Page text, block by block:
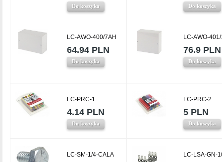
Do koszyka Do koszyka
LC-AWO-400/7AH
64.94 PLN
Do koszyka
LC-AWO-
76.9 PLN
Do koszyka
LC-PRC-1
4.14 PLN
Do koszyka
LC-PRC-2
5 PLN
Do koszyka
LC-SM-1/4-CALA LC-LSA-GN-